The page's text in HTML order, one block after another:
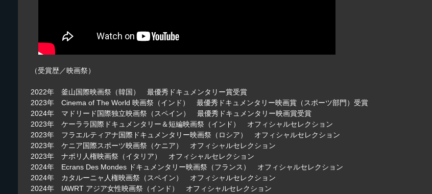
（受賞歴／映画祭）
2022年 釜山国際映画祭（韓国） 最優秀ドキュメンタリー賞受賞
2023年 Cinema of The World 映画祭（インド） 最優秀ドキュメンタリー映画賞（スポーツ部門）受賞
2024年 マドリード国際独立映画祭（スペイン） 最優秀ドキュメンタリー映画賞受賞
2023年 ケーララ国際ドキュメンタリー＆短編映画祭（インド） オフィシャルセレクション
2023年 フラエルティアナ国際ドキュメンタリー映画祭（ロシア） オフィシャルセレクション
2023年 ケニア国際スポーツ映画祭（ケニア） オフィシャルセレクション
2023年 ナポリ人権映画祭（イタリア） オフィシャルセレクション
2024年 Ecrans Des Mondes ドキュメンタリー映画祭（フランス） オフィシャルセレクション
2024年 カタルーニャ人権映画祭（スペイン） オフィシャルセレクション
2024年 IAWRT アジア女性映画祭（インド） オフィシャルセレクション